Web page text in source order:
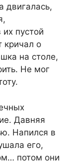
двигалась,
пустой
кричал о
на столе,
Не мог
Давняя
Напился в
его,
потом они